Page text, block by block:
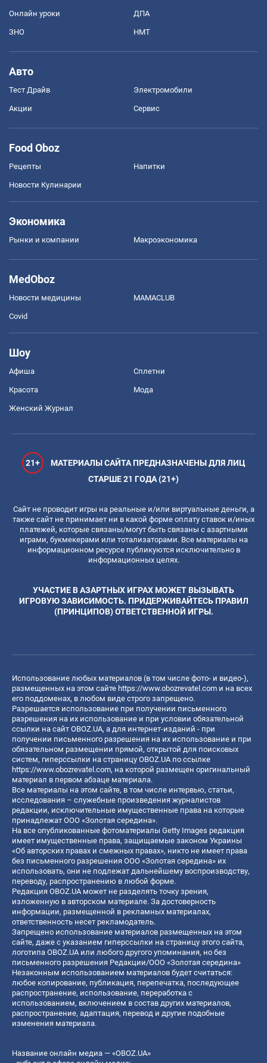
Онлайн уроки ДПА
ЗНО НМТ
Авто
Тест Драйв Электромобили
Акции Сервис
Food Oboz
Рецепты Напитки
Новости Кулинарии
Экономика
Рынки и компании Mакроэкономика
MedOboz
Новости медицины MAMACLUB
Covid
Шоу
Афиша Сплетни
Красота Мода
Женский Журнал
21+
МАТЕРИАЛЫ САЙТА ПРЕДНАЗНАЧЕНЫ ДЛЯ ЛИЦ
СТАРШЕ 21 ГОДА (21+)
Сайт не проводит игры на реальные и/или виртуальные деньги, а
также сайт не принимает ни в какой форме оплату ставок и/иных
платежей, которые связаны/могут быть связаны с азартными
играми, букмекерами или тотализаторами. Все материалы на
информационном ресурсе публикуются исключительно в
информационных целях.
УЧАСТИЕ В АЗАРТНЫХ ИГРАХ МОЖЕТ ВЫЗЫВАТЬ
ИГРОВУЮ ЗАВИСИМОСТЬ. ПРИДЕРЖИВАЙТЕСЬ ПРАВИЛ
(ПРИНЦИПОВ) ОТВЕТСТВЕННОЙ ИГРЫ.
Использование любых материалов (в том числе фото- и видео-),
размещенных на этом сайте https://www.obozrevatel.com и на всех
его поддоменах, в любом виде строго запрещено.
Разрешается использование при получении письменного
разрешения на их использование и при условии обязательной
ссылки на сайт OBOZ.UA, а для интернет-изданий - при
получении письменного разрешения на их использование и при
обязательном размещении прямой, открытой для поисковых
систем, гиперссылки на страницу OBOZ.UA по ссылке
https://www.obozrevatel.com, на которой размещен оригинальный
материал в первом абзаце материала.
Все материалы на этом сайте, в том числе интервью, статьи,
исследования – служебные произведения журналистов
редакции, исключительные имущественные права на которые
принадлежат ООО «Золотая середина».
На все опубликованные фотоматериалы Getty Images редакция
имеет имущественные права, защищаемые законом Украины
«Об авторских правах и смежных правах», никто не имеет права
без письменного разрешения ООО «Золотая середина» их
использовать, они не подлежат дальнейшему воспроизводству,
переводу, распространению в любой форме.
Редакция OBOZ.UA может не разделять точку зрения,
изложенную в авторском материале. За достоверность
информации, размещенной в рекламных материалах,
ответственность несет рекламодатель.
Запрещено использование материалов размещенных на этом
сайте, даже с указанием гиперссылки на страницу этого сайта,
логотипа OBOZ.UA или любого другого упоминания, но без
письменного разрешения Редакции/ООО «Золотая середина»
Незаконным использованием материалов будет считаться:
любое копирование, публикация, перепечатка, последующее
распространение, использование, переработка с
использованием, включением в состав других материалов,
распространение, адаптация, перевод и другие подобные
изменения материала.
Название онлайн медиа — «OBOZ.UA»